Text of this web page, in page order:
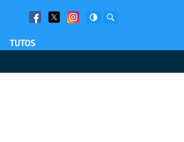
Facebook
Twitter Facebook
TUTOS